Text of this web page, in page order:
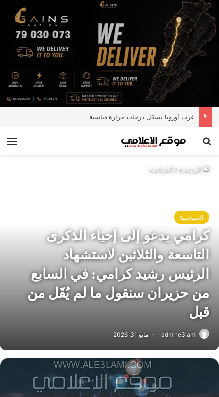
غرب أوروبا يسجّل درجات حرارة قياسية
بحث عن
الرئيسية/ السياسية
السياسية
كرامي يدعو إلى إحياء الذكرى
التاسعة والثلاثين لاستشهاد
الرئيس رشيد كرامي: في السابع
من حزيران سنقول ما لم يُقَل من
قبل
admine3lami مايو 31, 2026